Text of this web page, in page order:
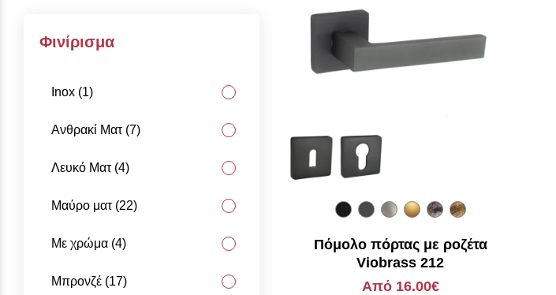
Φινίρισμα
Inox (1)
Ανθρακί Ματ (7)
Λευκό Ματ (4)
Μαύρο ματ (22)
Με χρώμα (4)
Μπρονζέ (17)
Πόμολο πόρτας με ροζέτα
Viobrass 212
Από 16.00€